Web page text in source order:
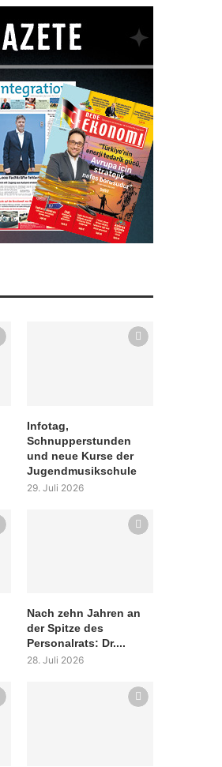
Infotag,
Schnupperstunden
und neue Kurse der
Jugendmusikschule
29. Juli 2026
Nach zehn Jahren an
der Spitze des
Personalrats: Dr....
28. Juli 2026